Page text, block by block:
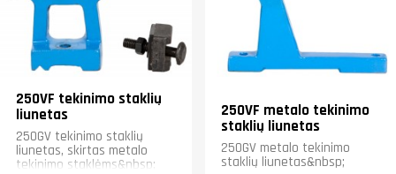
250VF tekinimo staklių
liunetas
250GV tekinimo staklių
liunetas, skirtas metalo
tekinimo staklėms&nbsp;
250VF metalo tekinimo
staklių liunetas
250GV metalo tekinimo
staklių liunetas&nbsp;